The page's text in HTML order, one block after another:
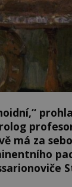
má za